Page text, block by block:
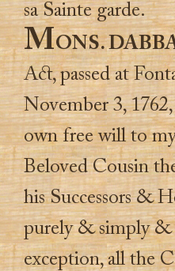
sa Sainte garde.
MONS.
Act, passed at
November 3,
own free will to
Beloved Cousin
his Successors &
purely & simply &
exception, all the